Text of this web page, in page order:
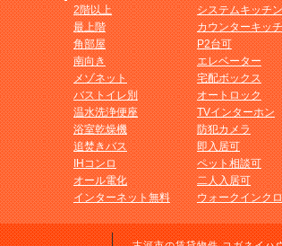
2階以上
最上階
角部屋
南向き
メゾネット
バストイレ別
温水洗浄便座
浴室乾燥機
追焚きバス
IHコンロ
オール電化
インターネット無料
システムキッチン
カウンターキッ
P2台可
エレベーター
宅配ボックス
オートロック
TVインターホン
防犯カメラ
即入居可
ペット相談可
二人入居可
ウォークインク